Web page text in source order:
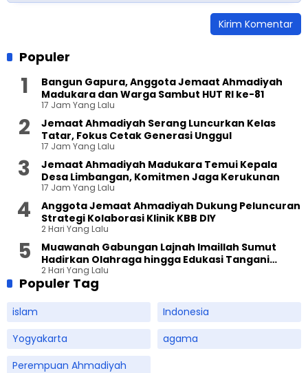
Populer
Bangun Gapura, Anggota Jemaat Ahmadiyah
Madukara dan Warga Sambut HUT RI ke-81
17 Jam Yang Lalu
Jemaat Ahmadiyah Serang Luncurkan Kelas
Tatar, Fokus Cetak Generasi Unggul
17 Jam Yang Lalu
Jemaat Ahmadiyah Madukara Temui Kepala
Desa Limbangan, Komitmen Jaga Kerukunan
17 Jam Yang Lalu
Anggota Jemaat Ahmadiyah Dukung Peluncuran
Strategi Kolaborasi Klinik KBB DIY
2 Hari Yang Lalu
Muawanah Gabungan Lajnah Imaillah Sumut
Hadirkan Olahraga hingga Edukasi Tangani
Sampah
2 Hari Yang Lalu
Populer Tag
islam
Indonesia
Yogyakarta
agama
Perempuan Ahmadiyah